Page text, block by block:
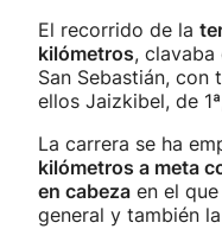
El recorrido de la
kilómetros,
San Sebastián, con
ellos Jaizkibel, de
La carrera se ha
kilómetros a meta
en cabeza en el
general y también